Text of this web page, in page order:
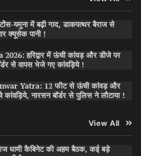
यमुना में बढ़ी गाद, डाकपत्थर बैराज से
क्यूसेक पानी !
हरिद्वार में ऊंची कांवड़ और डीजे पर
से वापस भेजे गए कांवड़िये !
Yatra: 12 फीट से ऊंची कांवड़ और
नारसन बॉर्डर से पुलिस ने लौटाया !
View All
धामी कैबिनेट की अहम बैठक, कई बड़े